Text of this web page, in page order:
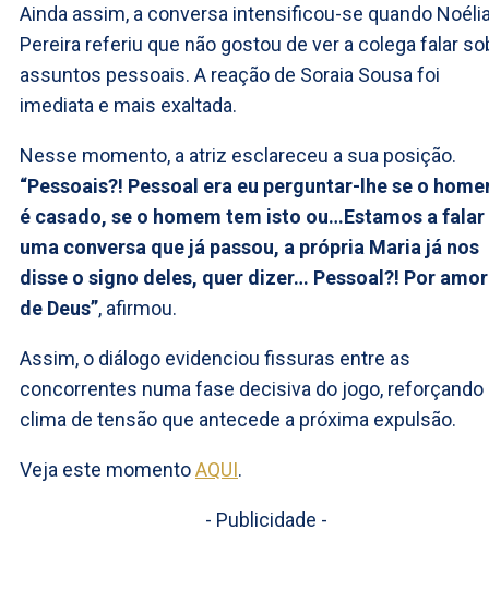
Ainda assim, a conversa intensificou-se quando
Pereira referiu que não gostou de ver a colega falar
assuntos pessoais. A reação de Soraia Sousa foi
imediata e mais exaltada.
Nesse momento, a atriz esclareceu a sua posição.
“Pessoais?! Pessoal era eu perguntar-lhe se o
é casado, se o homem tem isto ou…Estamos a falar
uma conversa que já passou, a própria Maria já nos
disse o signo deles, quer dizer… Pessoal?! Por amor
de Deus”, afirmou.
Assim, o diálogo evidenciou fissuras entre as
concorrentes numa fase decisiva do jogo, reforçando
clima de tensão que antecede a próxima expulsão.
Veja este momentoAQUI.
- Publicidade -